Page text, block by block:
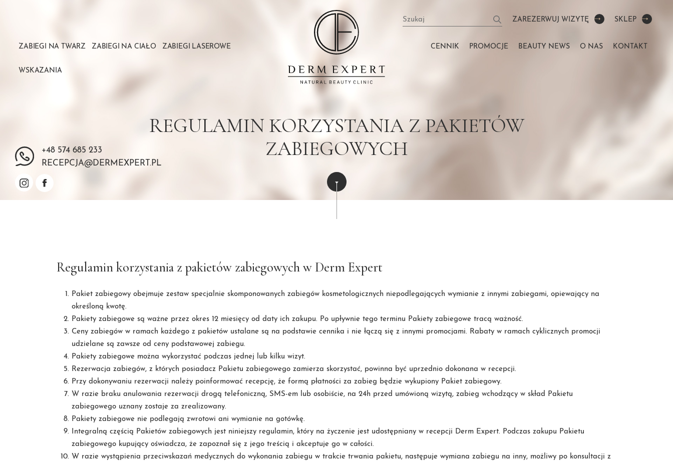
ZABIEGI NA TWARZ ZABIEGI NA CIAŁO ZABIEGI LASEROWE
WSKAZANIA
Szukaj ZAREZERWUJ WIZYTĘ SKLEP
CENNIK PROMOCJE BEAUTY NEWS O NAS KONTAKT
REGULAMIN KORZYSTANIA Z PAKIETÓW
ZABIEGOWYCH
+48 574 685 233
RECEPCJA@DERMEXPERT.PL
Regulamin korzystania z pakietów zabiegowych w Derm Expert
Pakiet zabiegowy obejmuje zestaw specjalnie skomponowanych zabiegów kosmetologicznych niepodlegających wymianie z innymi zabiegami, opiewający na
określoną kwotę.
Pakiety zabiegowe są ważne przez okres 12 miesięcy od daty ich zakupu. Po upływnie tego terminu Pakiety zabiegowe tracą ważność.
Ceny zabiegów w ramach każdego z pakietów ustalane są na podstawie cennika i nie łączą się z innymi promocjami. Rabaty w ramach cyklicznych promocji
udzielane są zawsze od ceny podstawowej zabiegu.
Pakiety zabiegowe można wykorzystać podczas jednej lub kilku wizyt.
Rezerwacja zabiegów, z których posiadacz Pakietu zabiegowego zamierza skorzystać, powinna być uprzednio dokonana w recepcji.
Przy dokonywaniu rezerwacji należy poinformować recepcję, że formą płatności za zabieg będzie wykupiony Pakiet zabiegowy.
W razie braku anulowania rezerwacji drogą telefoniczną, SMS-em lub osobiście, na 24h przed umówioną wizytą, zabieg wchodzący w skład Pakietu
zabiegowego uznany zostaje za zrealizowany.
Pakiety zabiegowe nie podlegają zwrotowi ani wymianie na gotówkę.
Integralną częścią Pakietów zabiegowych jest niniejszy regulamin, który na życzenie jest udostępniany w recepcji Derm Expert. Podczas zakupu Pakietu
zabiegowego kupujący oświadcza, że zapoznał się z jego treścią i akceptuje go w całości.
W razie wystąpienia przeciwskazań medycznych do wykonania zabiegu w trakcie trwania pakietu, następuje wymiana zabiegu na inny, możliwy po konsultacji z